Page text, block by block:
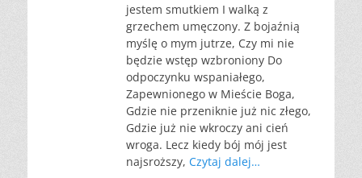
jestem smutkiem I walką z
grzechem umęczony. Z bojaźnią
myślę o mym jutrze, Czy mi nie
będzie wstęp wzbroniony Do
odpoczynku wspaniałego,
Zapewnionego w Mieście Boga,
Gdzie nie przeniknie już nic złego,
Gdzie już nie wkroczy ani cień
wroga. Lecz kiedy bój mój jest
najsroższy, Czytaj dalej…